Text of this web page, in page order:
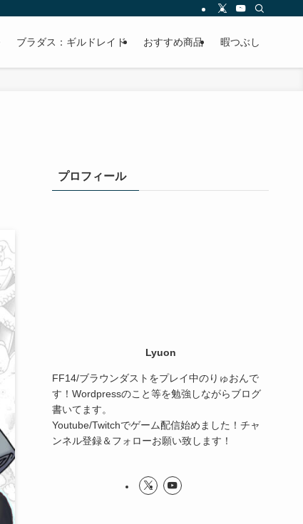
ブラダス：ギルドレイド おすすめ商品 暇つぶし
プロフィール
Lyuon
FF14/ブラウンダストをプレイ中のりゅおんで
す！Wordpressのこと等を勉強しながらブログ
書いてます。
Youtube/Twitchでゲーム配信始めました！チャ
ンネル登録＆フォローお願い致します！